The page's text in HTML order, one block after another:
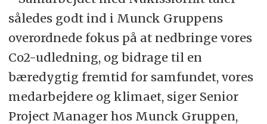
således godt ind i Munck Gruppens
overordnede fokus på at nedbringe vores
Co2-udledning, og bidrage til en
bæredygtig fremtid for samfundet, vores
medarbejdere og klimaet, siger Senior
Project Manager hos Munck Gruppen,